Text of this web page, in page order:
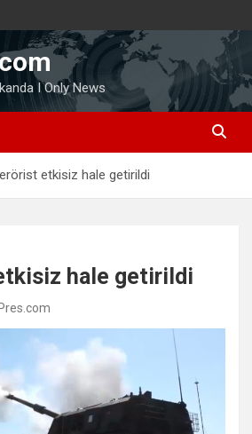
I Only News
etkisiz hale getirildi
hale getirildi